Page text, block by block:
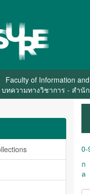
Faculty of Information
บทความทางวิชาการ - สำ
0-
ก
ล